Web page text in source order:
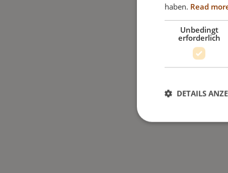
haben. Read
Unbedingt
erforderlich
DETAILS